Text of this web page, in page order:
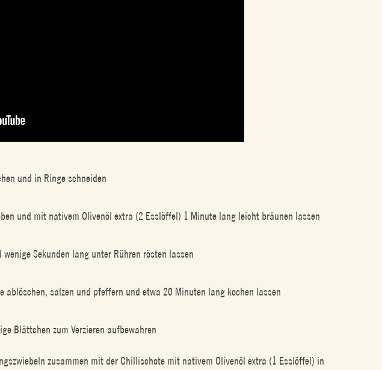
und in Ringe schneiden
und mit nativem Olivenöl extra (2 Esslöffel) 1 Minute lang leicht bräunen lassen
Sekunden lang unter Rühren rösten lassen
ablöschen, salzen und pfeffern und etwa 20 Minuten lang kochen lassen
Blättchen zum Verzieren aufbewahren
zusammen mit der Chillischote mit nativem Olivenöl extra (1 Esslöffel) in